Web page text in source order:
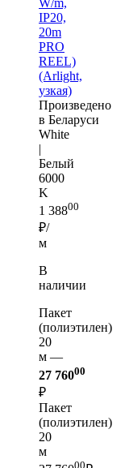
IP20,
20m
PRO
REEL)
(Arlight,
узкая)
Произведено
в Беларуси
White
|
Белый
6000
K
1 38800
₽/
м
В
наличии
Пакет
(полиэтилен)
20
м —
27 76000
₽
Пакет
(полиэтилен)
20
м
00